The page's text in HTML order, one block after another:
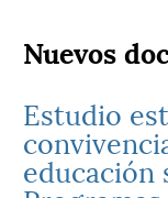
Nuevos
Estudio
educación